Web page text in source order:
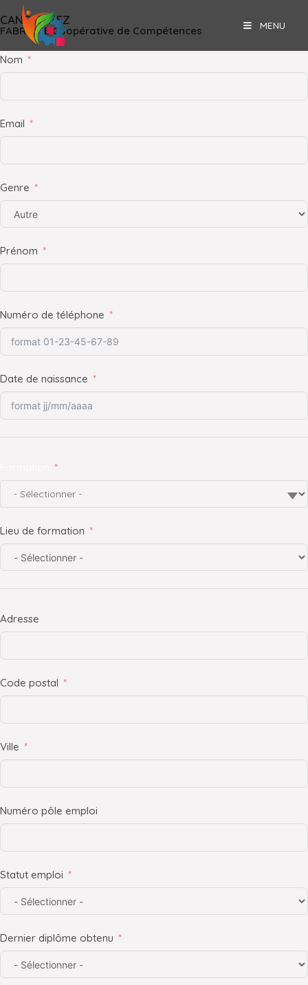
MENU
CANDIDATEZ
FABRIQUE Coopérative de Compétences
Nom
Email
Genre
Prénom
Numéro de téléphone
Date de naissance
Lieu de formation
Adresse
Code postal
Ville
Numéro pôle emploi
Statut emploi
Dernier diplôme obtenu